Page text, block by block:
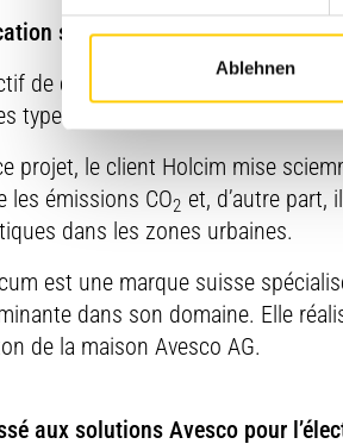
Ablehnen
sur d’autres types de
de cette coopération entre
types de véhicules, tels que les
projet, le client Holcim mise
les émissions CO2 et, d’autre part,
dans les zones urbaines.
est une marque suisse
dans son domaine. Elle
de la maison Avesco AG.
aux solutions Avesco pour